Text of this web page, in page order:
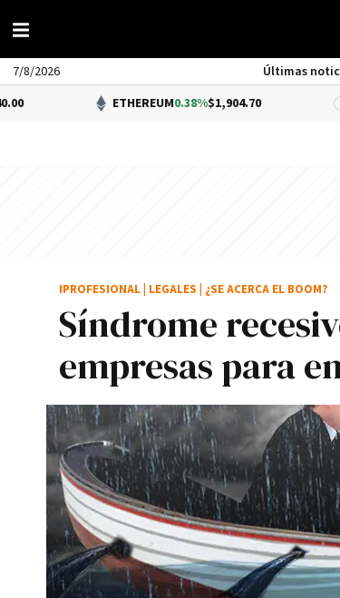
7/8/2026 Últimas
ETHEREUM0.38%$1,904.70
Síndrome
empresas para
IPROFESIONAL LEGALES ¿SE ACERCA EL BOOM?